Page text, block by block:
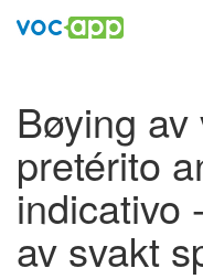
Bøying
pretérito
indicativo
av svakt